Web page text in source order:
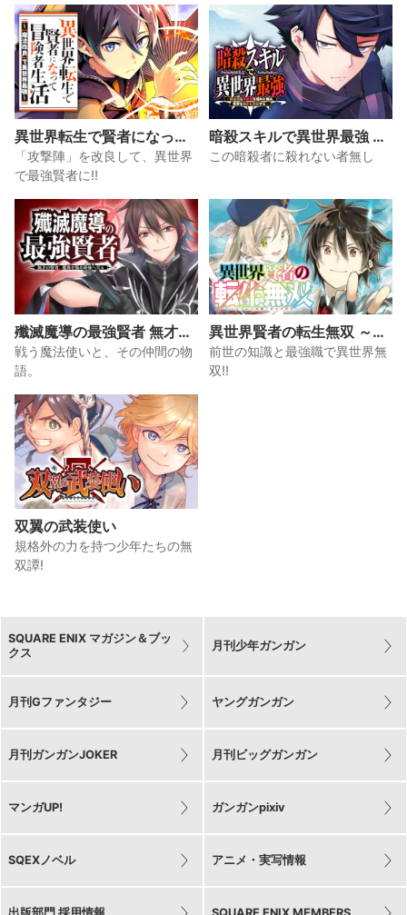
異世界転生で賢者になって
冒険者生活 ～【魔法改良】
で異世界最強～
「攻撃陣」を改良して、異世界
で最強賢者に!!
暗殺スキルで異世界最強 ～
錬金術と暗殺術を極めた俺
は、世界を陰から支配する
この暗殺者に殺れない者無し
殲滅魔導の最強賢者 無才の
賢者、魔導を極め最強へ至
る
戦う魔法使いと、その仲間の物
語。
異世界賢者の転生無双 ～ゲ
ームの知識で異世界最強～
前世の知識と最強職で異世界無
双!!
双翼の武装使い
規格外の力を持つ少年たちの無
双譚!
SQUARE ENIX マガジン＆ブッ
クス
月刊少年ガンガン
月刊Gファンタジー ヤングガンガン
月刊ガンガンJOKER 月刊ビッグガンガン
マンガUP! ガンガンpixiv
SQEXノベル アニメ・実写情報